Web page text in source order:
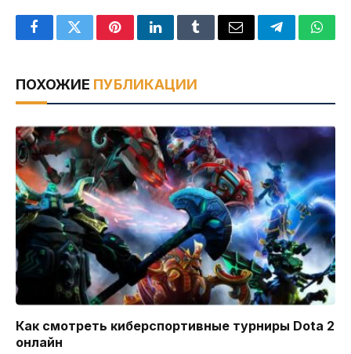
FacebookTwitterPinterestLinkedInTumblrEmail Telegram
ПОХОЖИЕ ПУБЛИКАЦИИ
Как смотреть киберспортивные турниры Dota 2
онлайн